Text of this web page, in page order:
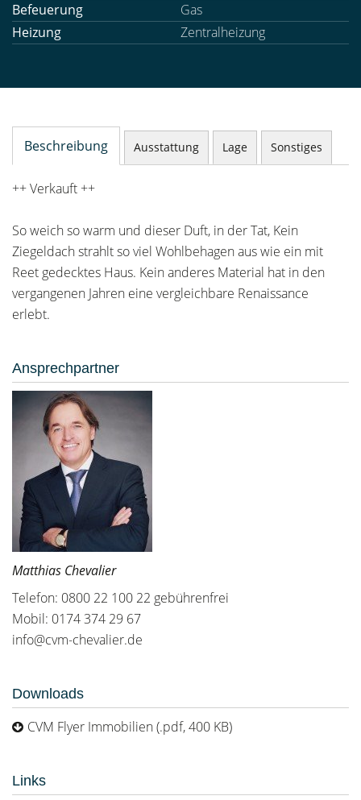
Befeuerung
Gas
Heizung
Zentralheizung
Beschreibung Ausstattung Lage Sonstiges
++ Verkauft ++
So weich so warm und dieser Duft, in der Tat, Kein
Ziegeldach strahlt so viel Wohlbehagen aus wie ein mit
Reet gedecktes Haus. Kein anderes Material hat in den
vergangenen Jahren eine vergleichbare Renaissance
erlebt.
Ansprechpartner
Matthias Chevalier
Telefon: 0800 22 100 22 gebührenfrei
Mobil: 0174 374 29 67
info@cvm-chevalier.de
Downloads
CVM Flyer Immobilien (.pdf, 400 KB)
Links